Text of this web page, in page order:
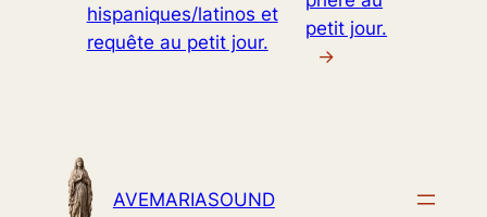
hispaniques/latinos et
requête au petit jour.
petit jour.
→
AVEMARIASOUND